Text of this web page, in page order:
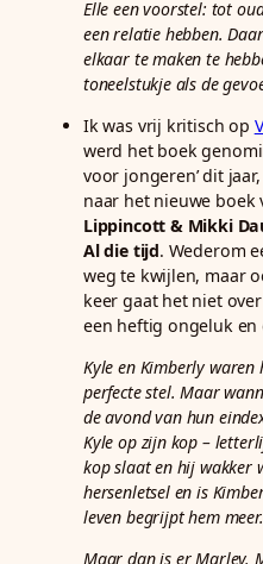
Elle een voorstel: tot
een relatie hebben.
elkaar te maken te
toneelstukje als de
Ik was vrij kritisch op
werd het boek
voor jongeren’ dit
naar het nieuwe boek
Lippincott & Mikki
Al die tijd. Wederom
weg te kwijlen, maar
keer gaat het niet
een heftig ongeluk en
Kyle en Kimberly
perfecte stel. Maar
de avond van hun
Kyle op zijn kop –
kop slaat en hij wakker
hersenletsel en is
leven begrijpt hem meer.
Maar dan is er Marley.